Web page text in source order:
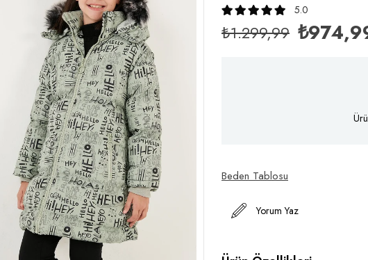
5.0
₺1.299,99
Beden Tablosu
Yorum Yaz